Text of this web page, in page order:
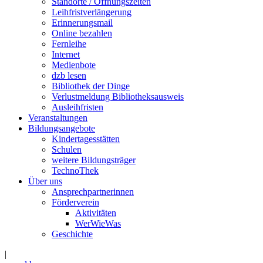
Leihfristverlängerung
Erinnerungsmail
Online bezahlen
Fernleihe
Internet
Medienbote
dzb lesen
Bibliothek der Dinge
Verlustmeldung Bibliotheksausweis
Ausleihfristen
Veranstaltungen
Bildungsangebote
Kindertagesstätten
Schulen
weitere Bildungsträger
TechnoThek
Über uns
Ansprechpartnerinnen
Förderverein
Aktivitäten
WerWieWas
Geschichte
|